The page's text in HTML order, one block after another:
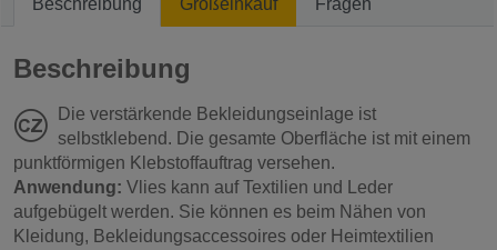
Beschreibung Großeinkauf Fragen
Beschreibung
Die verstärkende Bekleidungseinlage ist
selbstklebend. Die gesamte Oberfläche ist mit einem
punktförmigen Klebstoffauftrag versehen.
Anwendung: Vlies kann auf Textilien und Leder
aufgebügelt werden. Sie können es beim Nähen von
Kleidung, Bekleidungsaccessoires oder Heimtextilien